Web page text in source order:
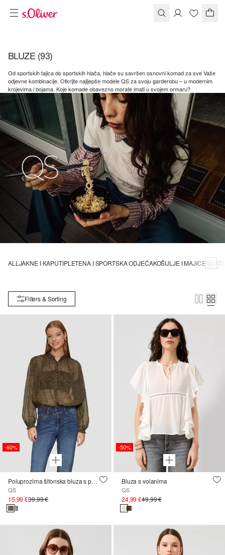
BLUZE (93)
Od sportskih tajica do sportskih hlača, hlače su savršen osnovni komad za sve Vaše
odjevne kombinacije. Otkrijte najljepše modele QS za svoju garderobu – u modernim
krojevima i bojama. Koje komade obavezno morate imati u svojem ormaru?
ALL JAKNE I KAPUTIPLETENA I SPORTSKA ODJEĆAKOŠULJE I MAJICE BLUZE
Filters & Sorting
-60%
Poluprozirna šifonska bluza s puf rukavima
QS
15,99 €39,99 €
-50%
Bluza s volanima
QS
24,99 €49,99 €